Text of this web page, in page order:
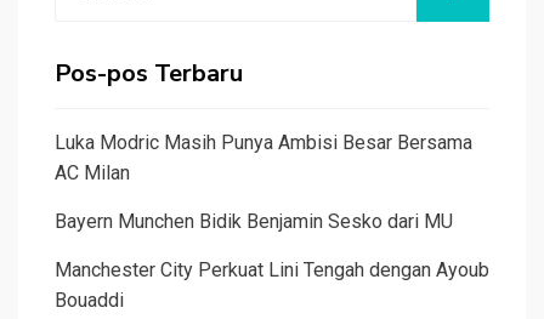
Pos-pos Terbaru
Luka Modric Masih Punya Ambisi Besar Bersama
AC Milan
Bayern Munchen Bidik Benjamin Sesko dari MU
Manchester City Perkuat Lini Tengah dengan Ayoub
Bouaddi